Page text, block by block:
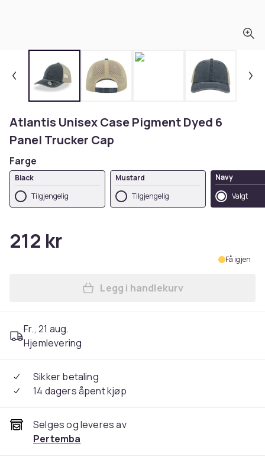
Atlantis Unisex Case Pigment Dyed 6
Panel Trucker Cap
Farge
Black
Tilgjengelig
Mustard
Tilgjengelig
Navy
Valgt
212 kr
Få igjen
Legg Atlantis Unisex Case
Legg i handlekurv
Fr., 21 aug.
Hjemlevering
Sikker betaling
14 dagers åpent kjøp
Selges og leveres av
Pertemba